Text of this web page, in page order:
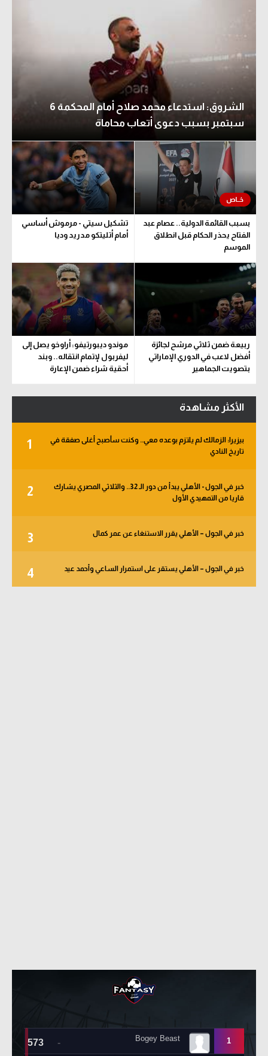
الشروق: استدعاء محمد صلاح أمام المحكمة 6
سبتمبر بسبب دعوى أتعاب محاماة
بسبب القائمة الدولية.. عصام عبد
الفتاح يحذر الحكام قبل انطلاق
الموسم
تشكيل سيتي - مرموش أساسي
أمام أتليتكو مدريد وديا
ربيعة ضمن ثلاثي مرشح لجائزة
أفضل لاعب في الدوري الإماراتي
بتصويت الجماهير
موندو ديبورتيفو: أراوخو يصل إلى
ليفربول لإتمام انتقاله.. وبند
أحقية شراء ضمن الإعارة
الأكثر مشاهدة
1
بيزيرا: الزمالك لم يلتزم بوعده معي.. وكنت سأصبح أغلى صفقة في
تاريخ النادي
2
خبر في الجول - الأهلي يبدأ من دور الـ 32.. والثلاثي المصري يشارك
قاريا من التمهيدي الأول
3 خبر في الجول – الأهلي يقرر الاستنغاء عن عمر كمال
4 خبر في الجول – الأهلي يستقر على استمرار الساعي وأحمد عيد